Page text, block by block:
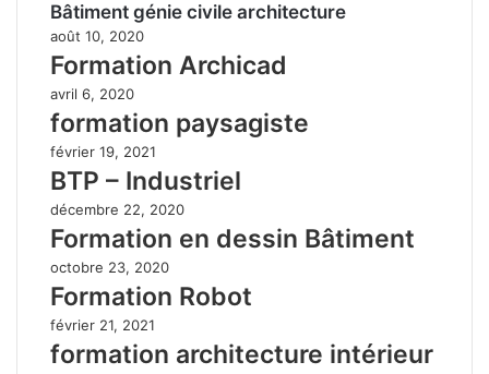
Bâtiment génie civile architecture
août 10, 2020
Formation Archicad
avril 6, 2020
formation paysagiste
février 19, 2021
BTP – Industriel
décembre 22, 2020
Formation en dessin Bâtiment
octobre 23, 2020
Formation Robot
février 21, 2021
formation architecture intérieur